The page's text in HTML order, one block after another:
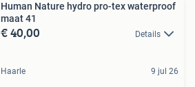
Human Nature hydro pro-tex waterproof
maat 41
€ 40,00 Details
Haarle 9 jul 26